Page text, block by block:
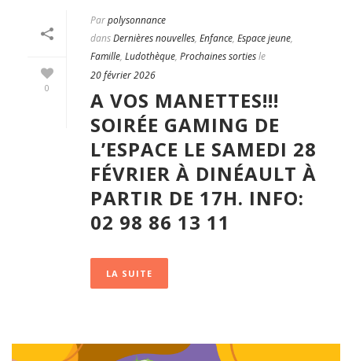
0
Parpolysonnance
dansDernières nouvelles, Enfance, Espace jeune,
Famille, Ludothèque, Prochaines sortiesle
20 février 2026
A VOS MANETTES!!!
SOIRÉE GAMING DE
L’ESPACE LE SAMEDI 28
FÉVRIER À DINÉAULT À
PARTIR DE 17H. INFO:
02 98 86 13 11
LA SUITE